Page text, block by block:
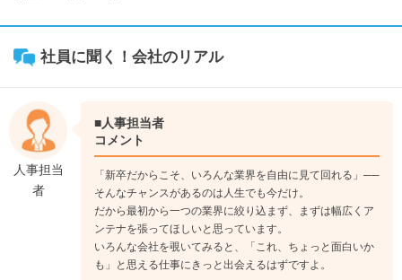
社員に聞く！会社のリアル
人事担当
者
■人事担当者
コメント
「新卒だからこそ、いろんな業界を自由に見て回れる」──
そんなチャンスがあるのは人生でも今だけ。
だから最初から一つの業界に絞り込まず、まずは幅広くア
ンテナを張ってほしいと思っています。
いろんな会社を覗いてみると、「これ、ちょっと面白いか
も」と思える仕事にきっと出会えるはずですよ。